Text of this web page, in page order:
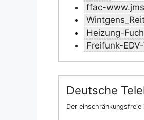
ffac-
Heizung-
Freifunk-
Deutsche
Der